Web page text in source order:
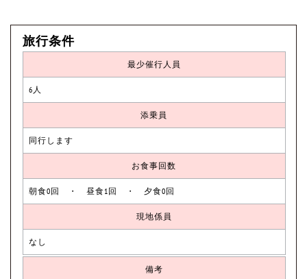
旅行条件
最少催行人員
6人
添乗員
同行します
お食事回数
朝食0回 ・ 昼食1回 ・ 夕食0回
現地係員
なし
備考